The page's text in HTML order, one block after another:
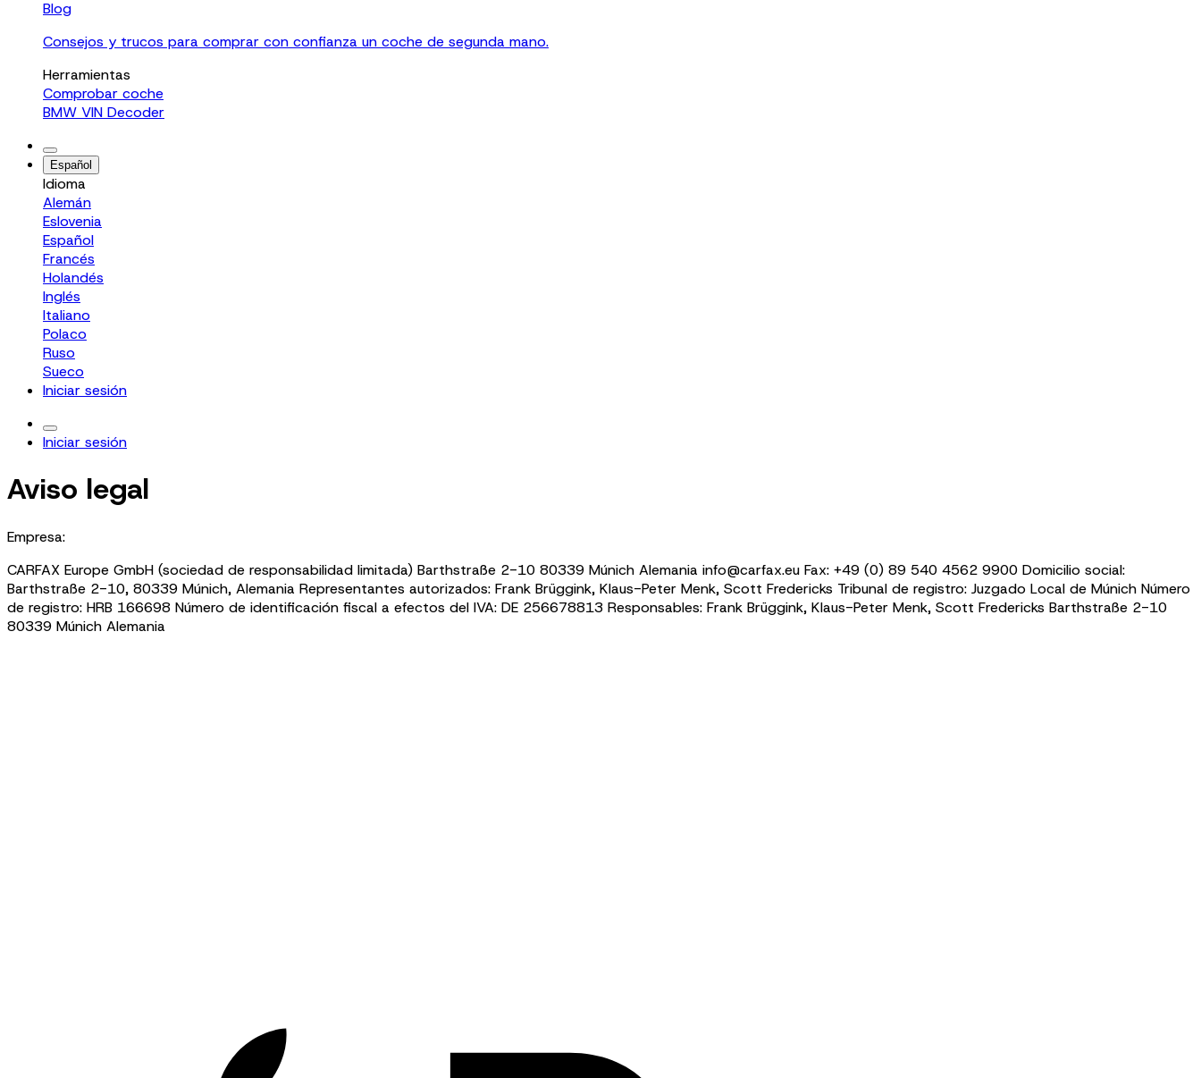
Blog
Consejos y trucos para comprar con confianza un coche de segunda mano.
Herramientas
Comprobar coche
BMW VIN Decoder
Español
Idioma
Alemán
Eslovenia
Español
Francés
Holandés
Inglés
Italiano
Polaco
Ruso
Sueco
Iniciar sesión
Iniciar sesión
Aviso legal
Empresa:
CARFAX Europe GmbH (sociedad de responsabilidad limitada) Barthstraße 2-10 80339 Múnich Alemania info@carfax.eu Fax: +49 (0) 89 540 4562 9900 Domicilio social:
Barthstraße 2-10, 80339 Múnich, Alemania Representantes autorizados: Frank Brüggink, Klaus-Peter Menk, Scott Fredericks Tribunal de registro: Juzgado Local de Múnich Número
de registro: HRB 166698 Número de identificación fiscal a efectos del IVA: DE 256678813 Responsables: Frank Brüggink, Klaus-Peter Menk, Scott Fredericks Barthstraße 2-10
80339 Múnich Alemania